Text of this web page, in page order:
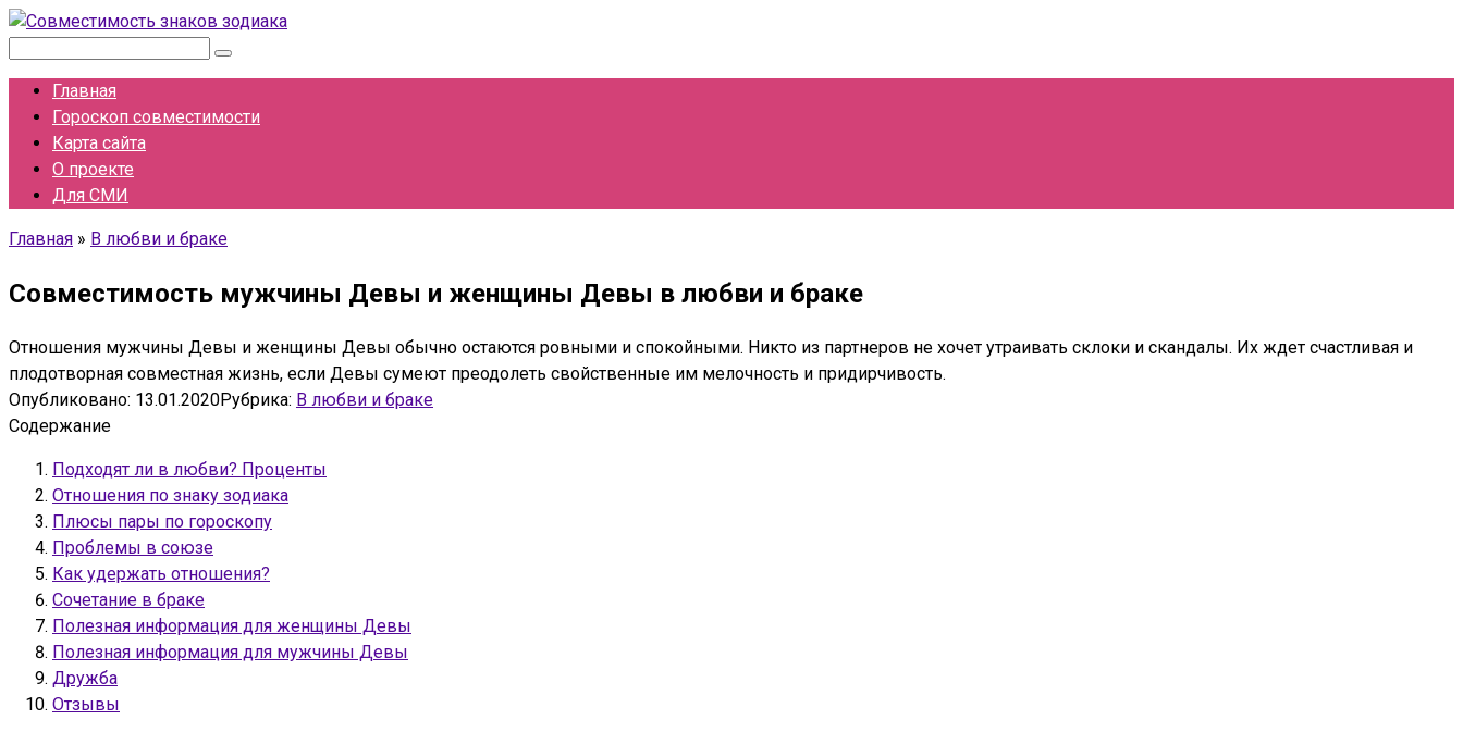
Перейти
Главная
Гороскоп совместимости
Карта сайта
О проекте
Для СМИ
Главная » В любви и браке
Совместимость мужчины Девы и женщины Девы в любви и браке
Отношения мужчины Девы и женщины Девы обычно остаются ровными и спокойными. Никто из партнеров не хочет утраивать склоки и скандалы. Их ждет счастливая и
плодотворная совместная жизнь, если Девы сумеют преодолеть свойственные им мелочность и придирчивость.
Опубликовано: 13.01.2020Рубрика: В любви и браке
Содержание
Подходят ли в любви? Проценты
Отношения по знаку зодиака
Плюсы пары по гороскопу
Проблемы в союзе
Как удержать отношения?
Сочетание в браке
Полезная информация для женщины Девы
Полезная информация для мужчины Девы
Дружба
Отзывы